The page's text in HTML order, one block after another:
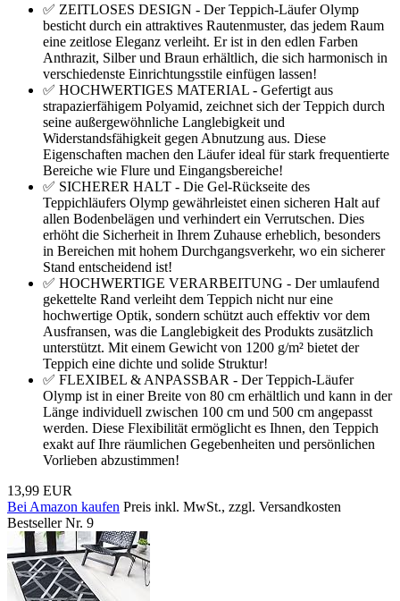
✅ ZEITLOSES DESIGN - Der Teppich-Läufer Olymp
besticht durch ein attraktives Rautenmuster, das jedem Raum
eine zeitlose Eleganz verleiht. Er ist in den edlen Farben
Anthrazit, Silber und Braun erhältlich, die sich harmonisch in
verschiedenste Einrichtungsstile einfügen lassen!
✅ HOCHWERTIGES MATERIAL - Gefertigt aus
strapazierfähigem Polyamid, zeichnet sich der Teppich durch
seine außergewöhnliche Langlebigkeit und
Widerstandsfähigkeit gegen Abnutzung aus. Diese
Eigenschaften machen den Läufer ideal für stark frequentierte
Bereiche wie Flure und Eingangsbereiche!
✅ SICHERER HALT - Die Gel-Rückseite des
Teppichläufers Olymp gewährleistet einen sicheren Halt auf
allen Bodenbelägen und verhindert ein Verrutschen. Dies
erhöht die Sicherheit in Ihrem Zuhause erheblich, besonders
in Bereichen mit hohem Durchgangsverkehr, wo ein sicherer
Stand entscheidend ist!
✅ HOCHWERTIGE VERARBEITUNG - Der umlaufend
gekettelte Rand verleiht dem Teppich nicht nur eine
hochwertige Optik, sondern schützt auch effektiv vor dem
Ausfransen, was die Langlebigkeit des Produkts zusätzlich
unterstützt. Mit einem Gewicht von 1200 g/m² bietet der
Teppich eine dichte und solide Struktur!
✅ FLEXIBEL & ANPASSBAR - Der Teppich-Läufer
Olymp ist in einer Breite von 80 cm erhältlich und kann in der
Länge individuell zwischen 100 cm und 500 cm angepasst
werden. Diese Flexibilität ermöglicht es Ihnen, den Teppich
exakt auf Ihre räumlichen Gegebenheiten und persönlichen
Vorlieben abzustimmen!
13,99 EUR
Bei Amazon kaufen Preis inkl. MwSt., zzgl. Versandkosten
Bestseller Nr. 9